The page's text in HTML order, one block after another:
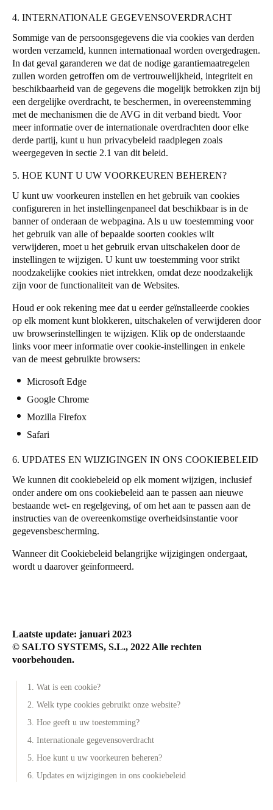
4. INTERNATIONALE GEGEVENSOVERDRACHT
Sommige van de persoonsgegevens die via cookies van derden
worden verzameld, kunnen internationaal worden overgedragen.
In dat geval garanderen we dat de nodige garantiemaatregelen
zullen worden getroffen om de vertrouwelijkheid, integriteit en
beschikbaarheid van de gegevens die mogelijk betrokken zijn bij
een dergelijke overdracht, te beschermen, in overeenstemming
met de mechanismen die de AVG in dit verband biedt. Voor
meer informatie over de internationale overdrachten door elke
derde partij, kunt u hun privacybeleid raadplegen zoals
weergegeven in sectie 2.1 van dit beleid.
5. HOE KUNT U UW VOORKEUREN BEHEREN?
U kunt uw voorkeuren instellen en het gebruik van cookies
configureren in het instellingenpaneel dat beschikbaar is in de
banner of onderaan de webpagina. Als u uw toestemming voor
het gebruik van alle of bepaalde soorten cookies wilt
verwijderen, moet u het gebruik ervan uitschakelen door de
instellingen te wijzigen. U kunt uw toestemming voor strikt
noodzakelijke cookies niet intrekken, omdat deze noodzakelijk
zijn voor de functionaliteit van de Websites.
Houd er ook rekening mee dat u eerder geïnstalleerde cookies
op elk moment kunt blokkeren, uitschakelen of verwijderen door
uw browserinstellingen te wijzigen. Klik op de onderstaande
links voor meer informatie over cookie-instellingen in enkele
van de meest gebruikte browsers:
Microsoft Edge
Google Chrome
Mozilla Firefox
Safari
6. UPDATES EN WIJZIGINGEN IN ONS COOKIEBELEID
We kunnen dit cookiebeleid op elk moment wijzigen, inclusief
onder andere om ons cookiebeleid aan te passen aan nieuwe
bestaande wet- en regelgeving, of om het aan te passen aan de
instructies van de overeenkomstige overheidsinstantie voor
gegevensbescherming.
Wanneer dit Cookiebeleid belangrijke wijzigingen ondergaat,
wordt u daarover geïnformeerd.
Laatste update: januari 2023
© SALTO SYSTEMS, S.L., 2022 Alle rechten
voorbehouden.
1. Wat is een cookie?
2. Welk type cookies gebruikt onze website?
3. Hoe geeft u uw toestemming?
4. Internationale gegevensoverdracht
5. Hoe kunt u uw voorkeuren beheren?
6. Updates en wijzigingen in ons cookiebeleid